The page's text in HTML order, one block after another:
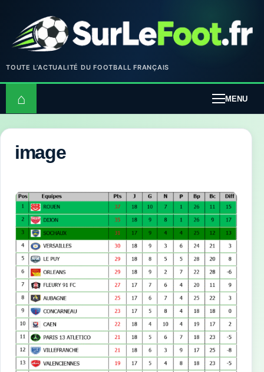
TOUTE L’ACTUALITÉ DU FOOTBALL FRANÇAIS
⌂ MENU
image